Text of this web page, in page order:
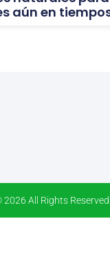
aún en
2026 All Rights Reserved.